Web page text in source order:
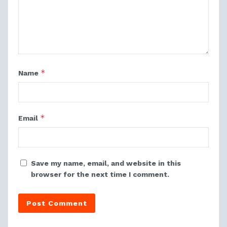
Name *
Email *
Save my name, email, and website in this
browser for the next time I comment.